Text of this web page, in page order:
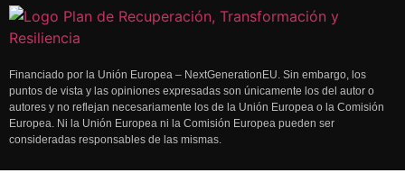
Financiado por la Unión Europea – NextGenerationEU. Sin embargo, los
puntos de vista y las opiniones expresadas son únicamente los del autor o
autores y no reflejan necesariamente los de la Unión Europea o la Comisión
Europea. Ni la Unión Europea ni la Comisión Europea pueden ser
consideradas responsables de las mismas.